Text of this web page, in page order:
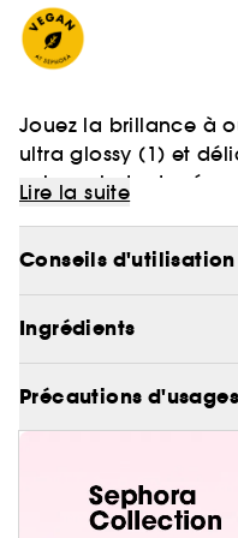
Jouez la brillance à
ultra glossy (1) et
volume
Pour quel type de
Zoom sur vos lèvres !
d'Outrageous Effet
enveloppe les lèvres
\effet loupe\ pour
comme repulpée.
translucide ou
un résultat encore
Son applicateur avec
Lire la suite
Conseils d'utilisation
Ingrédients
Précautions d'usages